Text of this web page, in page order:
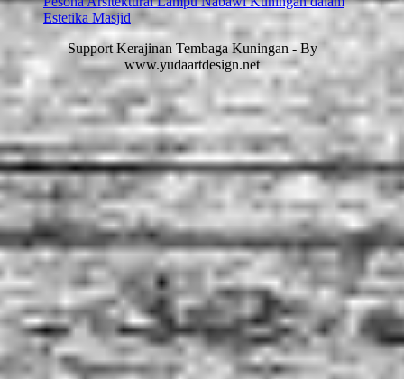
Estetika Masjid
Support Kerajinan Tembaga Kuningan - By
www.yudaartdesign.net